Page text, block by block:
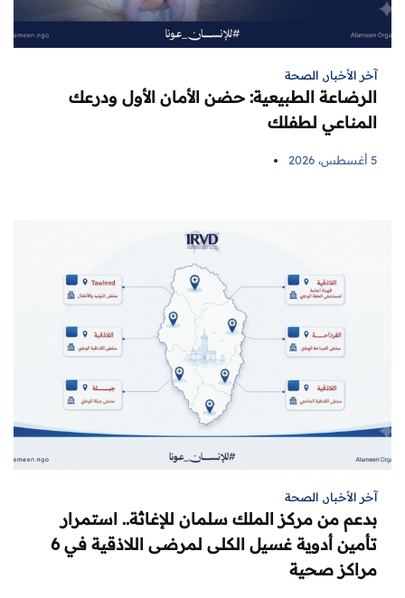
آخر الأخبار, الصحة
الرضاعة الطبيعية: حضن الأمان الأول ودرعك
المناعي لطفلك
5 أغسطس، 2026
آخر الأخبار, الصحة
بدعم من مركز الملك سلمان للإغاثة.. استمرار
تأمين أدوية غسيل الكلى لمرضى اللاذقية في 6
مراكز صحية